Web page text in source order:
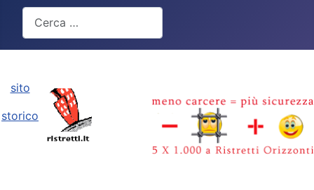
Cerca
sito
storico